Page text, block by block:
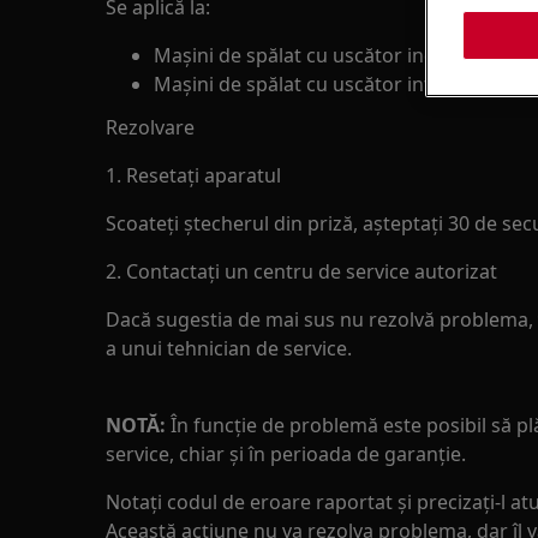
Se aplică la:
Maşini de spălat cu uscător independente
Maşini de spălat cu uscător integrate
Rezolvare
1. Resetaţi aparatul
Scoateți ștecherul din priză, așteptați 30 de
2. Contactați un centru de service autorizat
Dacă sugestia de mai sus nu rezolvă
a unui tehnician de service.
NOTĂ: În funcţie de problemă este posibil să
service, chiar şi în perioada de garanţie.
Notaţi codul de eroare raportat şi precizaţi-l
Această acţiune nu va rezolva problema, dar îl